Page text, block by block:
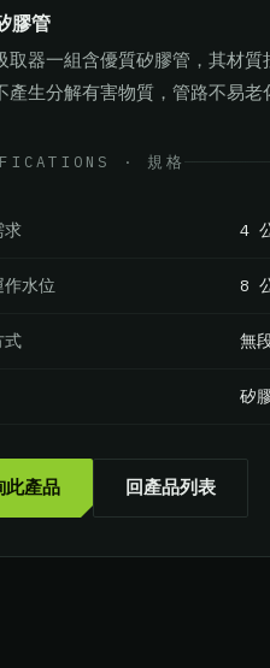
膠管
取器一組含優質矽膠管，其材
產生分解有害物質，管路不易老
· 規格
求 4
作水位 8
式 無
矽
此產品 回產品列表